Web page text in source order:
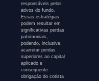
responsáveis pelos
ativos do fundo.
Essas estratégias
podem resultar em
significativas perdas
patrimoniais,
podendo, inclusive,
acarretar perdas
superiores ao capital
aplicado e
consequente
obrigação do cotista